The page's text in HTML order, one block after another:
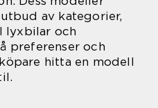
av kategorier,
lyxbilar och
preferenser och
hitta en modell